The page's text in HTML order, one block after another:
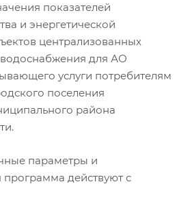
показателей
и энергетической
централизованных
для АО
услуги потребителям
поселения
района
параметры и
программа действуют с